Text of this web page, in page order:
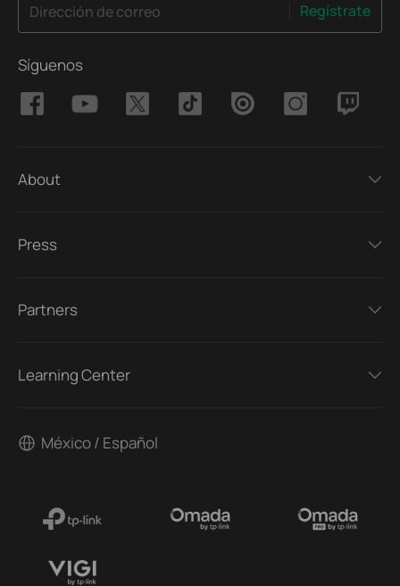
Dirección de correo Regístrate
Síguenos
About
Press
Partners
Learning Center
México / Español